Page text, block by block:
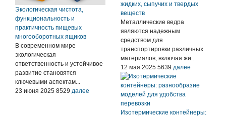
Экологическая чистота,
функциональность и
практичность пищевых
многооборотных ящиков
В современном мире
экологическая
ответственность и устойчивое
развитие становятся
ключевыми аспектам...
23 июня 2025 8529 далее
жидких, сыпучих и твердых
веществ
Металлические ведра
являются надежным
средством для
транспортировки различных
материалов, включая жи...
12 мая 2025 5639 далее
Изотермические контейнеры: